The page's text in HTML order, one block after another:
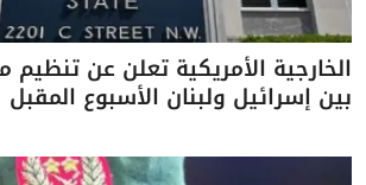
الخارجية الأمريكية تعلن عن تنظيم
بين إسرائيل ولبنان الأسبوع المقبل